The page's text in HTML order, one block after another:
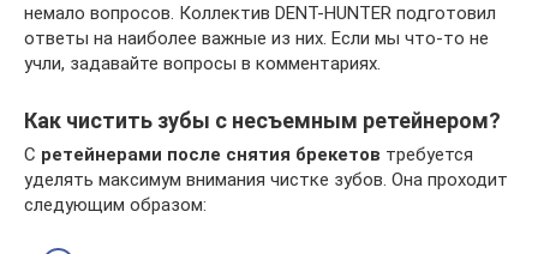
немало вопросов. Коллектив DENT-HUNTER подготовил
ответы на наиболее важные из них. Если мы что-то не
учли, задавайте вопросы в комментариях.
Как чистить зубы с несъемным ретейнером?
С ретейнерами после снятия брекетов требуется
уделять максимум внимания чистке зубов. Она проходит
следующим образом: